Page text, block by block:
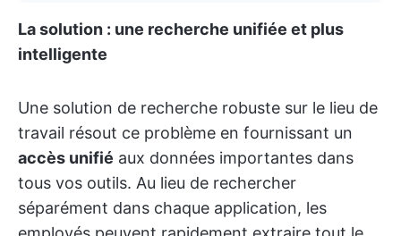
La solution : une recherche unifiée et plus
intelligente
Une solution de recherche robuste sur le lieu de
travail résout ce problème en fournissant un
accès unifié aux données importantes dans
tous vos outils. Au lieu de rechercher
séparément dans chaque application, les